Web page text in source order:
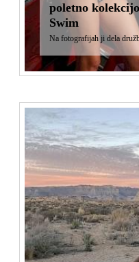
poletno
Swim
Na fotografijah ji dela